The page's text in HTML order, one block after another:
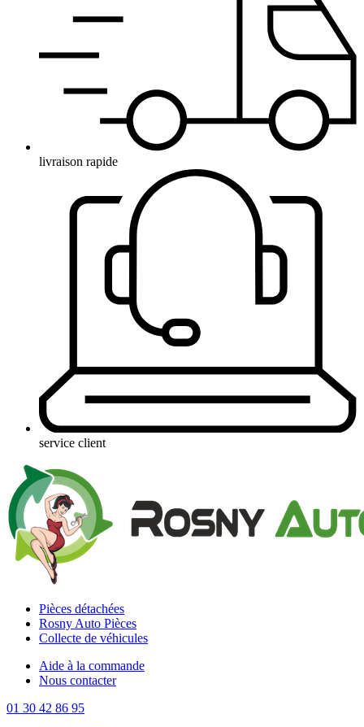
livraison rapide
service client
Pièces détachées
Rosny Auto Pièces
Collecte de véhicules
Aide à la commande
Nous contacter
01 30 42 86 95